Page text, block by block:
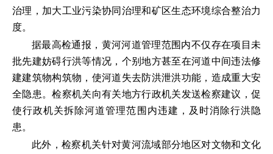
治理，加大工业污染协同治理和矿区生态环境综合整治力
度。
据最高检通报，黄河河道管理范围内不仅存在项目未
批先建妨碍行洪等情况，个别地方甚至在河道中间违法修
建建筑物构筑物，使河道失去防洪泄洪功能，造成重大安
全隐患。检察机关向有关地方行政机关发送检察建议，促
使行政机关拆除河道管理范围内违建，及时消除行洪隐
患。
此外，检察机关针对黄河流域部分地区对文物和文化